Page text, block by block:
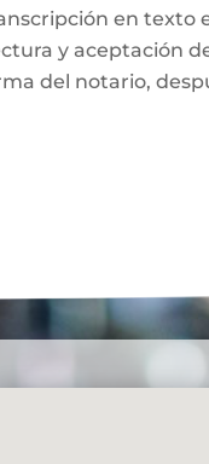
en texto
y aceptación
del notario,